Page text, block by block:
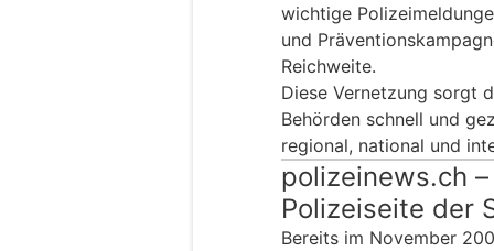
wichtige
und
Reichweite.
Diese Vernetzung sorgt
Behörden schnell und
regional, national und
polizeinews.ch
Polizeiseite der
Bereits im November